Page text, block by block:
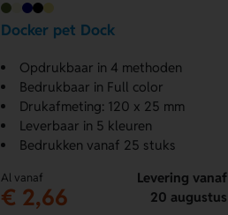
Docker pet Dock
Opdrukbaar in 4 methoden
Bedrukbaar in Full color
Drukafmeting: 120 x 25 mm
Leverbaar in 5 kleuren
Bedrukken vanaf 25 stuks
Al vanaf
€ 2,66
Levering vanaf
20 augustus